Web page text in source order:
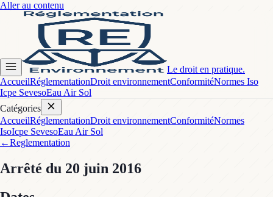
Aller au contenu
Le droit en pratique.
AccueilRéglementationDroit environnementConformitéNormes Iso
Icpe SevesoEau Air Sol
Catégories
AccueilRéglementationDroit environnementConformitéNormes
IsoIcpe SevesoEau Air Sol
←Reglementation
Arrêté du 20 juin 2016